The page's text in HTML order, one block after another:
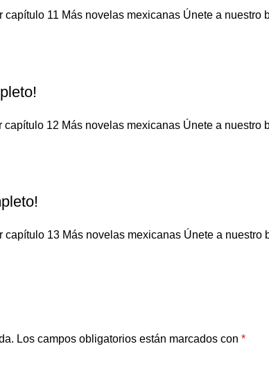
11 Más novelas mexicanas Únete a
12 Más novelas mexicanas Únete a
13 Más novelas mexicanas Únete a
Los campos obligatorios están marcados con *